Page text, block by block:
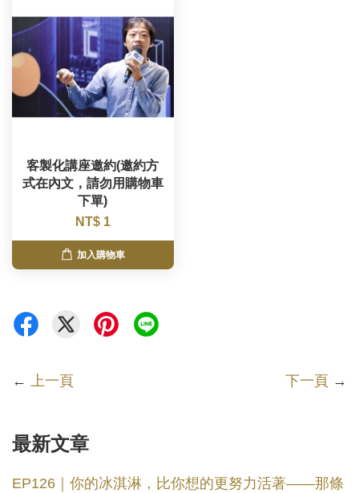
客製化講座邀約(邀約方
式在內文，請勿用購物車
下單)
NT$ 1
加入購物車
← 上一頁 下一頁 →
最新文章
EP126｜你的冰淇淋，比你想的更努力活著——那條